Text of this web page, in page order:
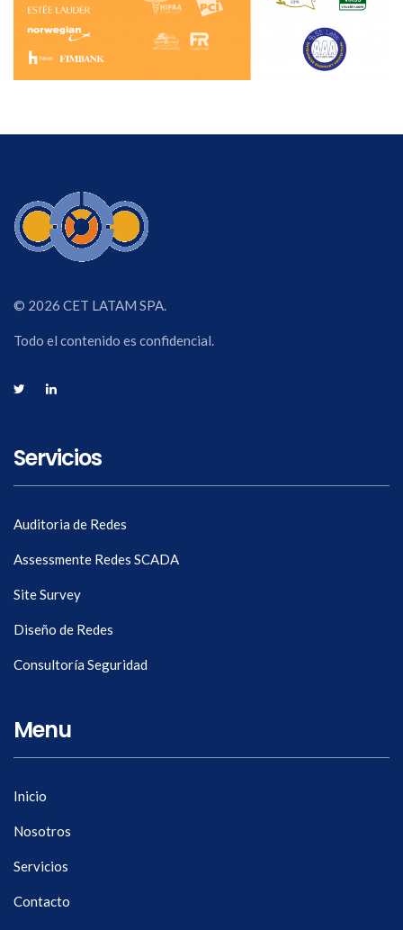
© 2026 CET LATAM SPA.
Todo el contenido es confidencial.
Servicios
Auditoria de Redes
Assessmente Redes SCADA
Site Survey
Diseño de Redes
Consultoría Seguridad
Menu
Inicio
Nosotros
Servicios
Contacto